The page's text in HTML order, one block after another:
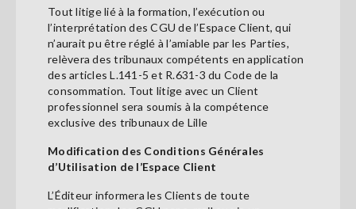
Tout litige lié à la formation, l’exécution ou
l’interprétation des CGU de l’Espace Client, qui
n’aurait pu être réglé à l’amiable par les Parties,
relèvera des tribunaux compétents en application
des articles L.141-5 et R.631-3 du Code de la
consommation. Tout litige avec un Client
professionnel sera soumis à la compétence
exclusive des tribunaux de Lille
Modification des Conditions Générales
d’Utilisation de l’Espace Client
L’Éditeur informera les Clients de toute